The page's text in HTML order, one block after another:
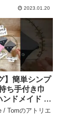
などのファッ
作家naonao
裂き織り
2023.01.20
】簡単シンプ
ち手付き巾
ンドメイド #
グ #お裁縫好
/ Tomのアトリエ